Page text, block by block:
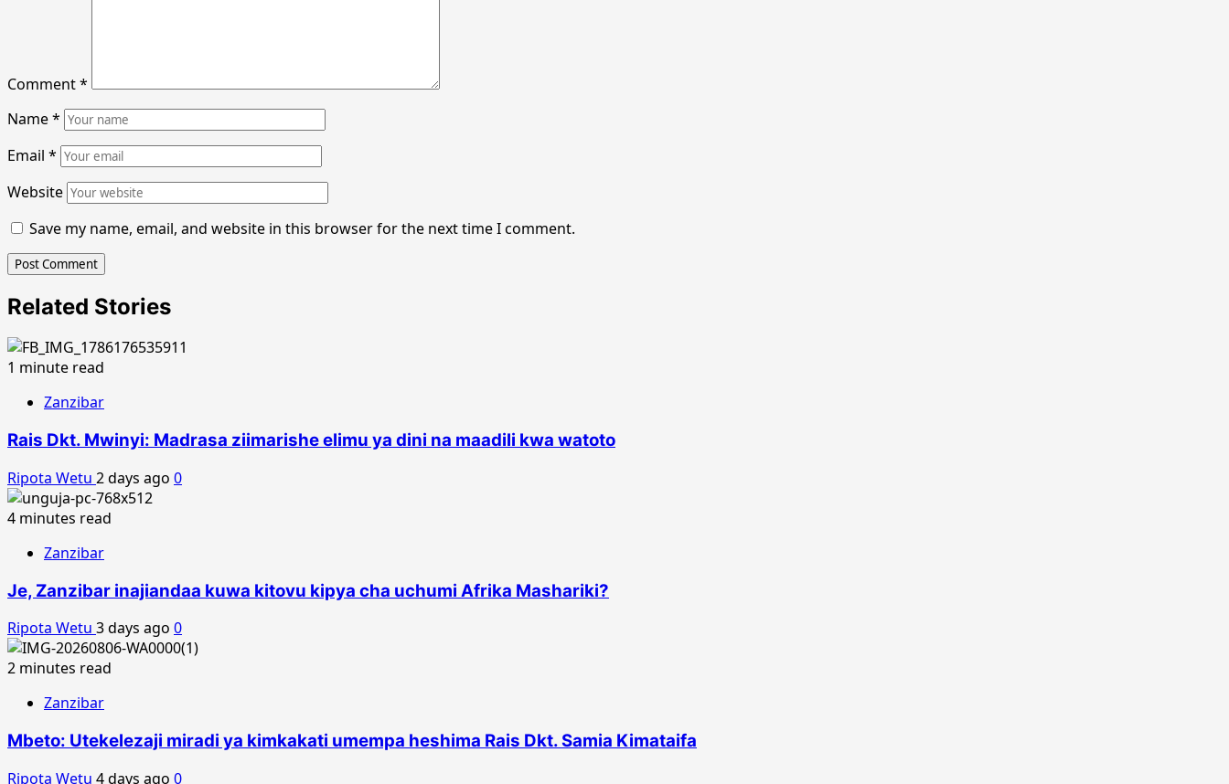
Comment*
Name*
Email *
Website
Save my name, email, and website in this browser for the next time I comment.
Related Stories
1 minute read
Zanzibar
Rais Dkt. Mwinyi: Madrasa ziimarishe elimu ya dini na maadili kwa watoto
Ripota Wetu 2 days ago 0
4 minutes read
Zanzibar
Je, Zanzibar inajiandaa kuwa kitovu kipya cha uchumi Afrika Mashariki?
Ripota Wetu 3 days ago 0
2 minutes read
Zanzibar
Mbeto: Utekelezaji miradi ya kimkakati umempa heshima Rais Dkt. Samia Kimataifa
Ripota Wetu 4 days ago 0